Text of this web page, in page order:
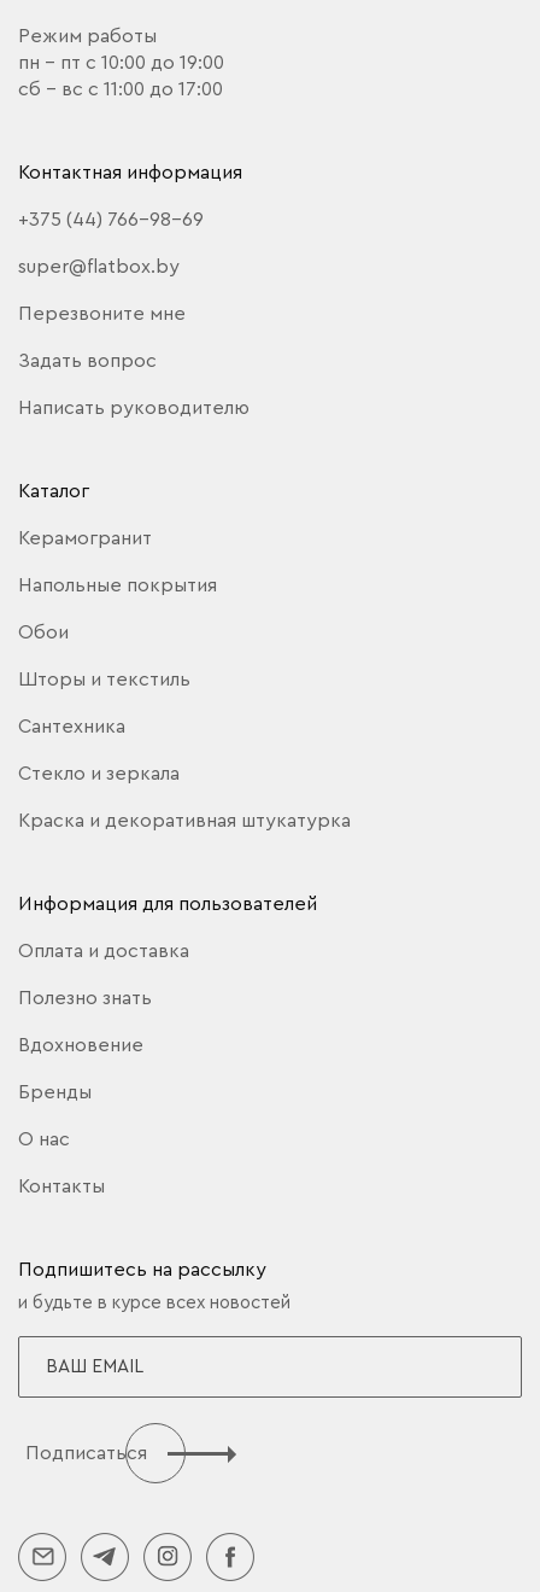
Режим работы
пн - пт с 10:00 до 19:00
сб - вс с 11:00 до 17:00
Контактная информация
+375 (44) 766-98-69
super@flatbox.by
Перезвоните мне
Задать вопрос
Написать руководителю
Каталог
Керамогранит
Напольные покрытия
Обои
Шторы и текстиль
Сантехника
Стекло и зеркала
Краска и декоративная штукатурка
Информация для пользователей
Оплата и доставка
Полезно знать
Вдохновение
Бренды
О нас
Контакты
Подпишитесь на рассылку
и будьте в курсе всех новостей
Подписаться